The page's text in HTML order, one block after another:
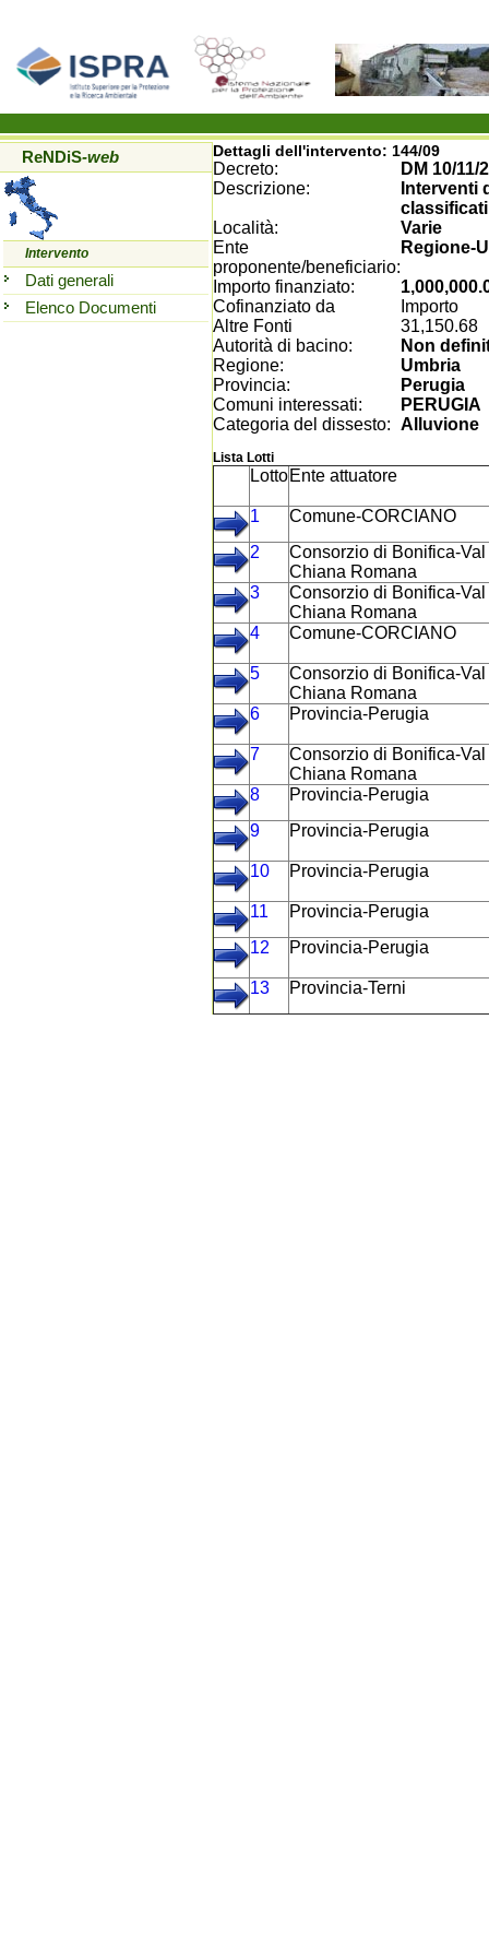
ReNDiS-web
Intervento
Dati generali
Elenco Documenti
Dettagli dell'intervento: 144/09
Decreto:
DM 10/11/
Descrizione:
Interventi
Località:
Varie
Ente
proponente/beneficiario:
Regione-
Importo finanziato:
Cofinanziato da
Importo
Altre Fonti
31,150.68
Autorità di bacino:
Non
Regione:
Umbria
Provincia:
Perugia
Comuni interessati:
PERUGIA
Categoria del dissesto: Alluvione
Lista Lotti
LottoEnte attuatore
1
Comune-CORCIANO
2
Consorzio di Bonifica-Val
Chiana Romana
3
Consorzio di Bonifica-Val
Chiana Romana
4
Comune-CORCIANO
5
Consorzio di Bonifica-Val
Chiana Romana
6
Provincia-Perugia
7
Consorzio di Bonifica-Val
Chiana Romana
8
Provincia-Perugia
9
Provincia-Perugia
10 Provincia-Perugia
11
Provincia-Perugia
12
Provincia-Perugia
13 Provincia-Terni